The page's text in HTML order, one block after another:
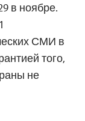
в ноябре.
СМИ в
того,
не